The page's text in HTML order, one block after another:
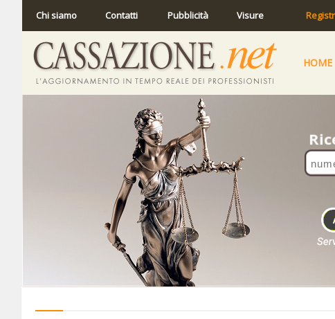
Chi siamo Contatti Pubblicità Visure
HOME